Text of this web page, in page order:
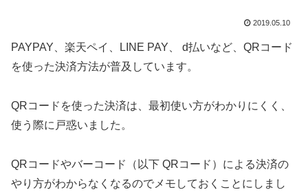
2019.05.10
PAYPAY、楽天ペイ、LINE PAY、 d払いなど、QRコード
を使った決済方法が普及しています。
QRコードを使った決済は、最初使い方がわかりにくく、
使う際に戸惑いました。
QRコードやバーコード（以下 QRコード）による決済の
やり方がわからなくなるのでメモしておくことにしまし